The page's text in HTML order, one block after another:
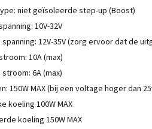
niet geïsoleerde step-up (Boost)
10V-32V
12V-35V (zorg ervoor dat de
10A (max)
6A (max)
150W MAX (bij een voltage hoger dan
koeling 100W MAX
koeling 150W MAX